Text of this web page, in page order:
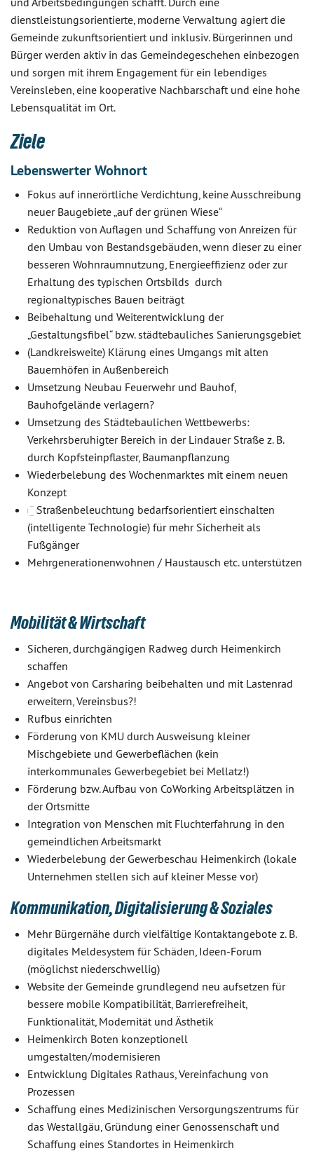
dienstleistungsorientierte, moderne Verwaltung agiert die
Gemeinde zukunftsorientiert und inklusiv. Bürgerinnen und
Bürger werden aktiv in das Gemeindegeschehen einbezogen
und sorgen mit ihrem Engagement für ein lebendiges
Vereinsleben, eine kooperative Nachbarschaft und eine hohe
Lebensqualität im Ort.
Ziele
Lebenswerter Wohnort
Fokus auf innerörtliche Verdichtung, keine Ausschreibung
neuer Baugebiete „auf der grünen Wiese“
Reduktion von Auflagen und Schaffung von Anreizen für
den Umbau von Bestandsgebäuden, wenn dieser zu einer
besseren Wohnraumnutzung, Energieeffizienz oder zur
Erhaltung des typischen Ortsbilds durch
regionaltypisches Bauen beiträgt
Beibehaltung und Weiterentwicklung der
„Gestaltungsfibel“ bzw. städtebauliches Sanierungsgebiet
(Landkreisweite) Klärung eines Umgangs mit alten
Bauernhöfen in Außenbereich
Umsetzung Neubau Feuerwehr und Bauhof,
Bauhofgelände verlagern?
Umsetzung des Städtebaulichen Wettbewerbs:
Verkehrsberuhigter Bereich in der Lindauer Straße z. B.
durch Kopfsteinpflaster, Baumanpflanzung
Wiederbelebung des Wochenmarktes mit einem neuen
Konzept
Straßenbeleuchtung bedarfsorientiert einschalten
(intelligente Technologie) für mehr Sicherheit als
Fußgänger
Mehrgenerationenwohnen / Haustausch etc. unterstützen
Mobilität & Wirtschaft
Sicheren, durchgängigen Radweg durch Heimenkirch
schaffen
Angebot von Carsharing beibehalten und mit Lastenrad
erweitern, Vereinsbus?!
Rufbus einrichten
Förderung von KMU durch Ausweisung kleiner
Mischgebiete und Gewerbeflächen (kein
interkommunales Gewerbegebiet bei Mellatz!)
Förderung bzw. Aufbau von CoWorking Arbeitsplätzen in
der Ortsmitte
Integration von Menschen mit Fluchterfahrung in den
gemeindlichen Arbeitsmarkt
Wiederbelebung der Gewerbeschau Heimenkirch (lokale
Unternehmen stellen sich auf kleiner Messe vor)
Kommunikation, Digitalisierung & Soziales
Mehr Bürgernähe durch vielfältige Kontaktangebote z. B.
digitales Meldesystem für Schäden, Ideen-Forum
(möglichst niederschwellig)
Website der Gemeinde grundlegend neu aufsetzen für
bessere mobile Kompatibilität, Barrierefreiheit,
Funktionalität, Modernität und Ästhetik
Heimenkirch Boten konzeptionell
umgestalten/modernisieren
Entwicklung Digitales Rathaus, Vereinfachung von
Prozessen
Schaffung eines Medizinischen Versorgungszentrums für
das Westallgäu, Gründung einer Genossenschaft und
Schaffung eines Standortes in Heimenkirch